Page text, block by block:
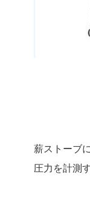
薪ストーブ
圧力を計測